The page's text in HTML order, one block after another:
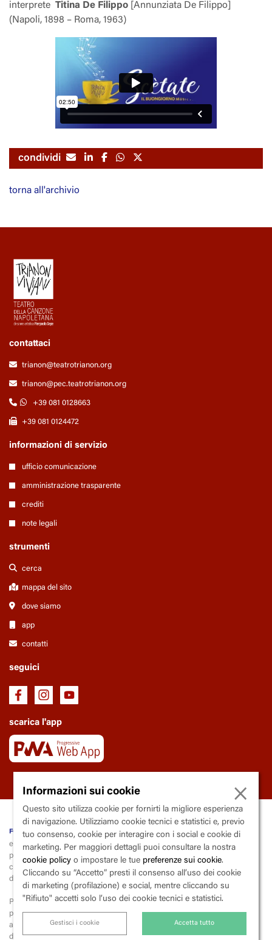
interprete Titina De Filippo [Annunziata De Filippo]
(Napoli, 1898 – Roma, 1963)
condividi
torna all'archivio
contattaci
trianon@teatrotrianon.org
trianon@pec.teatrotrianon.org
+39 081 0128663
+39 081 0124472
informazioni di servizio
ufficio comunicazione
amministrazione trasparente
crediti
note legali
strumenti
cerca
mappa del sito
dove siamo
app
contatti
seguici
scarica l'app
fondazione Trianon Viviani
ente soggetto al controllo e la vigilanza della Regione Campania
piazza
Vincenzo alenda, 9 - 80139
codice fiscale 80015000633 | partita iva 03600290633 | codice
destinatario X2PH38J
Per la liquidazione e il versamento dell’iva, la fondazione applica lo
payment(scissione dei pagamenti),
ai sensi dell’art. 17-ter del Dpr 26 ottobre 1972, n. 633 («Istituzione e
disciplina dell'imposta sul valore aggiunto»).
Informazioni sui cookie ×
Questo sito utilizza cookie per fornirti la migliore esperienza
di navigazione. Utilizziamo cookie tecnici e statistici e, previo
tuo consenso, cookie per interagire con i social e cookie di
marketing. Per maggiori dettagli puoi consultare la nostra
cookie policy o impostare le tue preferenze sui cookie.
Cliccando su “Accetto” presti il consenso all’uso dei cookie
di marketing (profilazione) e social, mentre cliccando su
"Rifiuto" accetti solo l’uso dei cookie tecnici e statistici.
Gestisci i cookie Accetta tutto